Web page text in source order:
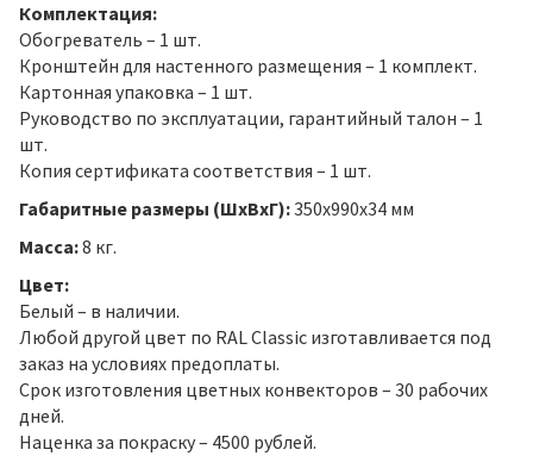
Комплектация:
Обогреватель – 1 шт.
Кронштейн для настенного размещения – 1 комплект.
Картонная упаковка – 1 шт.
Руководство по эксплуатации, гарантийный талон – 1
шт.
Копия сертификата соответствия – 1 шт.
Габаритные размеры (ШхВхГ):350х990х34 мм
Масса:8 кг.
Цвет:
Белый – в наличии.
Любой другой цвет по RAL Classic изготавливается под
заказ на условиях предоплаты.
Срок изготовления цветных конвекторов – 30 рабочих
дней.
Наценка за покраску – 4500 рублей.